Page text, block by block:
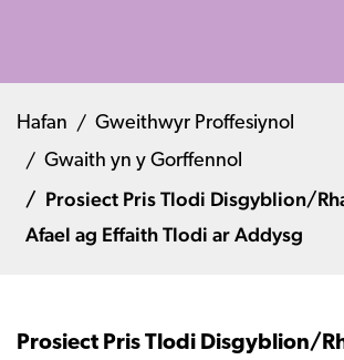
Hafan
Gweithwyr Proffesiynol
Gwaith yn y Gorffennol
Prosiect Pris Tlodi Disgyblion/
Afael ag Effaith Tlodi ar Addysg
Prosiect Pris Tlodi Disgyblion/